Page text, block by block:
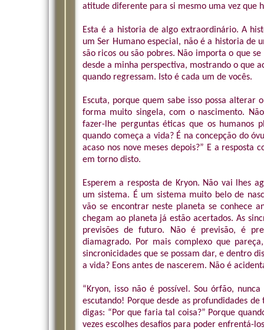
atitude diferente para si mesmo uma vez que
Esta é a historia de algo extraordinário. A
um Ser Humano especial, não é a historia de
são ricos ou são pobres. Não importa o que
desde a minha perspectiva, mostrando o que
quando regressam. Isto é cada um de vocês.
Escuta, porque quem sabe isso possa alterar
forma muito singela, com o nascimento.
fazer-lhe perguntas éticas que os humanos
quando começa a vida? É na concepção do
acaso nos nove meses depois?” E a
em torno disto.
Esperem a resposta de Kryon. Não vai lhes
um sistema. É um sistema muito belo de
vão se encontrar neste planeta se conhece
chegam ao planeta já estão acertados. As
previsões de futuro. Não é previsão, é
diamagrado. Por mais complexo que
sincronicidades que se possam dar, e dentro
a vida? Eons antes de nascerem. Não é
“Kryon, isso não é possível. Sou órfão,
escutando! Porque desde as profundidades
digas: “Por que faria tal coisa?” Porque
vezes escolhes desafios para poder enfrentá-